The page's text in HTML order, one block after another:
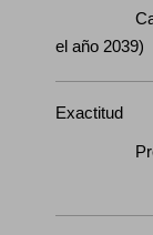
el año
Exactitud